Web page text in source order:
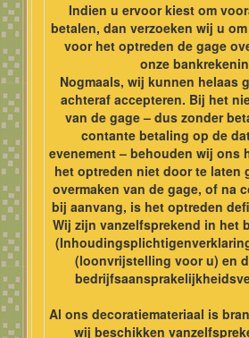
Indien u ervoor kiest om
betalen, dan verzoeken wij u
voor het optreden de gage
onze
Nogmaals, wij kunnen helaas
achteraf accepteren. Bij het
van de gage – dus zonder
contante betaling op de
evenement – behouden wij ons
het optreden niet door te laten
overmaken van de gage, of na
bij aanvang, is het optreden
Wij zijn vanzelfsprekend in het
(loonvrijstelling voor u) en
Al ons decoratiemateriaal is
wij beschikken